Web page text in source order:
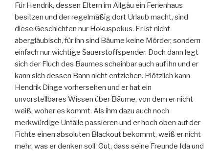
Für Hendrik, dessen Eltern im Allgäu ein Ferienhaus
besitzen und der regelmäßig dort Urlaub macht, sind
diese Geschichten nur Hokuspokus. Er ist nicht
abergläubisch, für ihn sind Bäume keine Mörder, sondern
einfach nur wichtige Sauerstoffspender. Doch dann legt
sich der Fluch des Baumes scheinbar auch auf ihn und er
kann sich dessen Bann nicht entziehen. Plötzlich kann
Hendrik Dinge vorhersehen und er hat ein
unvorstellbares Wissen über Bäume, von dem er nicht
weiß, woher es kommt. Als ihm dazu auch noch
merkwürdige Unfälle passieren und er hoch oben auf der
Fichte einen absoluten Blackout bekommt, weiß er nicht
mehr, was er denken soll. Gut, dass seine Freunde Ida und